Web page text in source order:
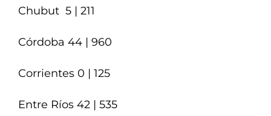
Chubut 5 | 211
Córdoba 44 | 960
Corrientes 0 | 125
Entre Ríos 42 | 535